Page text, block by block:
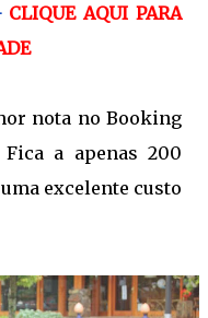
CLIQUE AQUI PARA
nota no Booking
a apenas 200
excelente custo